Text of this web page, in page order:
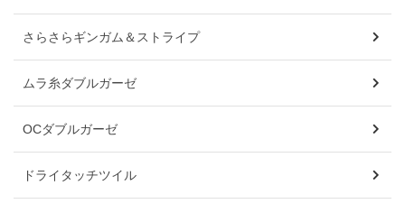
さらさらギンガム＆ストライプ
ムラ糸ダブルガーゼ
OCダブルガーゼ
ドライタッチツイル